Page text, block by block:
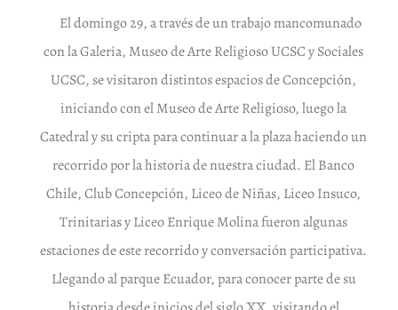
El domingo 29, a través de un trabajo mancomunado
con la Galería, Museo de Arte Religioso UCSC y Sociales
UCSC, se visitaron distintos espacios de Concepción,
iniciando con el Museo de Arte Religioso, luego la
Catedral y su cripta para continuar a la plaza haciendo un
recorrido por la historia de nuestra ciudad. El Banco
Chile, Club Concepción, Liceo de Niñas, Liceo Insuco,
Trinitarias y Liceo Enrique Molina fueron algunas
estaciones de este recorrido y conversación participativa.
Llegando al parque Ecuador, para conocer parte de su